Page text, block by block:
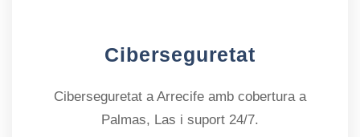
Ciberseguretat
Ciberseguretat a Arrecife amb cobertura a
Palmas, Las i suport 24/7.